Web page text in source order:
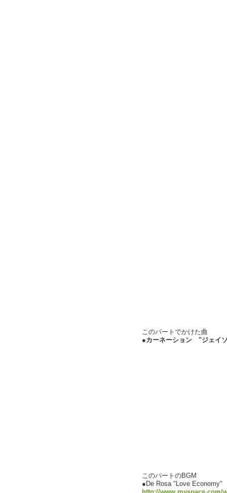
このパートでかけた曲
●カーネーション "ジェイ
このパートのBGM
●De Rosa "Love Economy"